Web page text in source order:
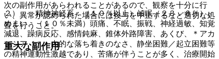
２）． 精神神経系：（１０％以上）傾眠（２３．６％）、
めまい、（１０％未満）頭痛、不眠、振戦、神経過敏、知覚
減退、躁病反応、感情鈍麻、錐体外路障害、あくび、＊アカ
シジア［＊：内的な落ち着きのなさ、静坐困難／起立困難等
の精神運動性激越であり、苦痛が伴うことが多く、治療開始
次の副作用があらわれることがあるので、観察を十分に行
い、異常が認められた場合には投与を中止するなど適切な処
置を行うこと。
重大な副作用